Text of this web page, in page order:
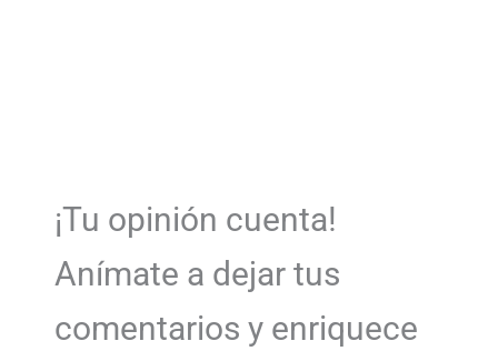
¡Tu opinión cuenta!
Anímate a dejar tus
comentarios y enriquece